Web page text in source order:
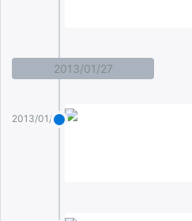
2013/01/27
2013/01/27